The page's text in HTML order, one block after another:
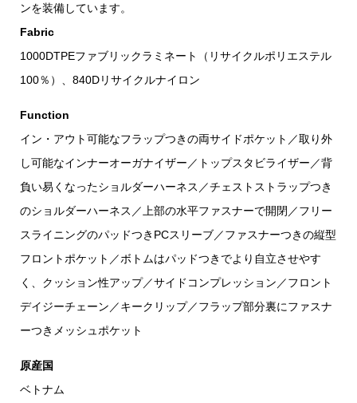
ンを装備しています。
Fabric
1000DTPEファブリックラミネート（リサイクルポリエステル
100％）、840Dリサイクルナイロン
Function
イン・アウト可能なフラップつきの両サイドポケット／取り外
し可能なインナーオーガナイザー／トップスタビライザー／背
負い易くなったショルダーハーネス／チェストストラップつき
のショルダーハーネス／上部の水平ファスナーで開閉／フリー
スライニングのパッドつきPCスリーブ／ファスナーつきの縦型
フロントポケット／ボトムはパッドつきでより自立させやす
く、クッション性アップ／サイドコンプレッション／フロント
デイジーチェーン／キークリップ／フラップ部分裏にファスナ
ーつきメッシュポケット
原産国
ベトナム